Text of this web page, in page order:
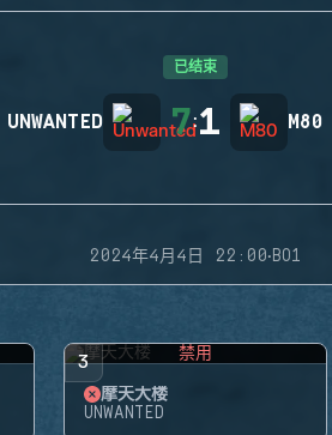
已结束
UNWANTED 7:1 M80
2024年4月4日 22:00·BO1
3 禁用
摩天大楼
UNWANTED